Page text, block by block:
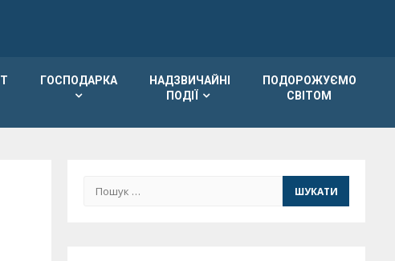
ГОСПОДАРКА
НАДЗВИЧАЙНІ
ПОДІЇ
ПОДОРОЖУЄМО
СВІТОМ
Пошук: